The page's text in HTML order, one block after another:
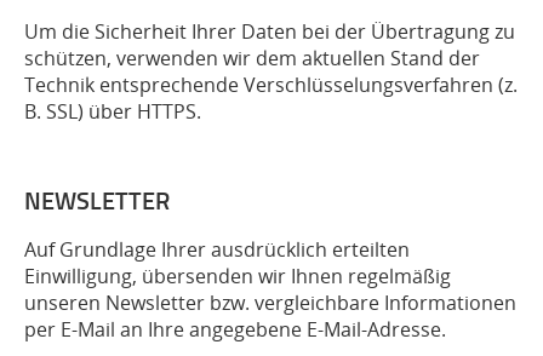
Um die Sicherheit Ihrer Daten bei der Übertragung zu
schützen, verwenden wir dem aktuellen Stand der
Technik entsprechende Verschlüsselungsverfahren (z.
B. SSL) über HTTPS.
NEWSLETTER
Auf Grundlage Ihrer ausdrücklich erteilten
Einwilligung, übersenden wir Ihnen regelmäßig
unseren Newsletter bzw. vergleichbare Informationen
per E-Mail an Ihre angegebene E-Mail-Adresse.